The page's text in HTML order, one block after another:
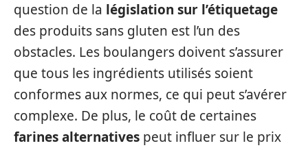
question de la législation sur l’étiquetage
des produits sans gluten est l’un des
obstacles. Les boulangers doivent s’assurer
que tous les ingrédients utilisés soient
conformes aux normes, ce qui peut s’avérer
complexe. De plus, le coût de certaines
farines alternatives peut influer sur le prix